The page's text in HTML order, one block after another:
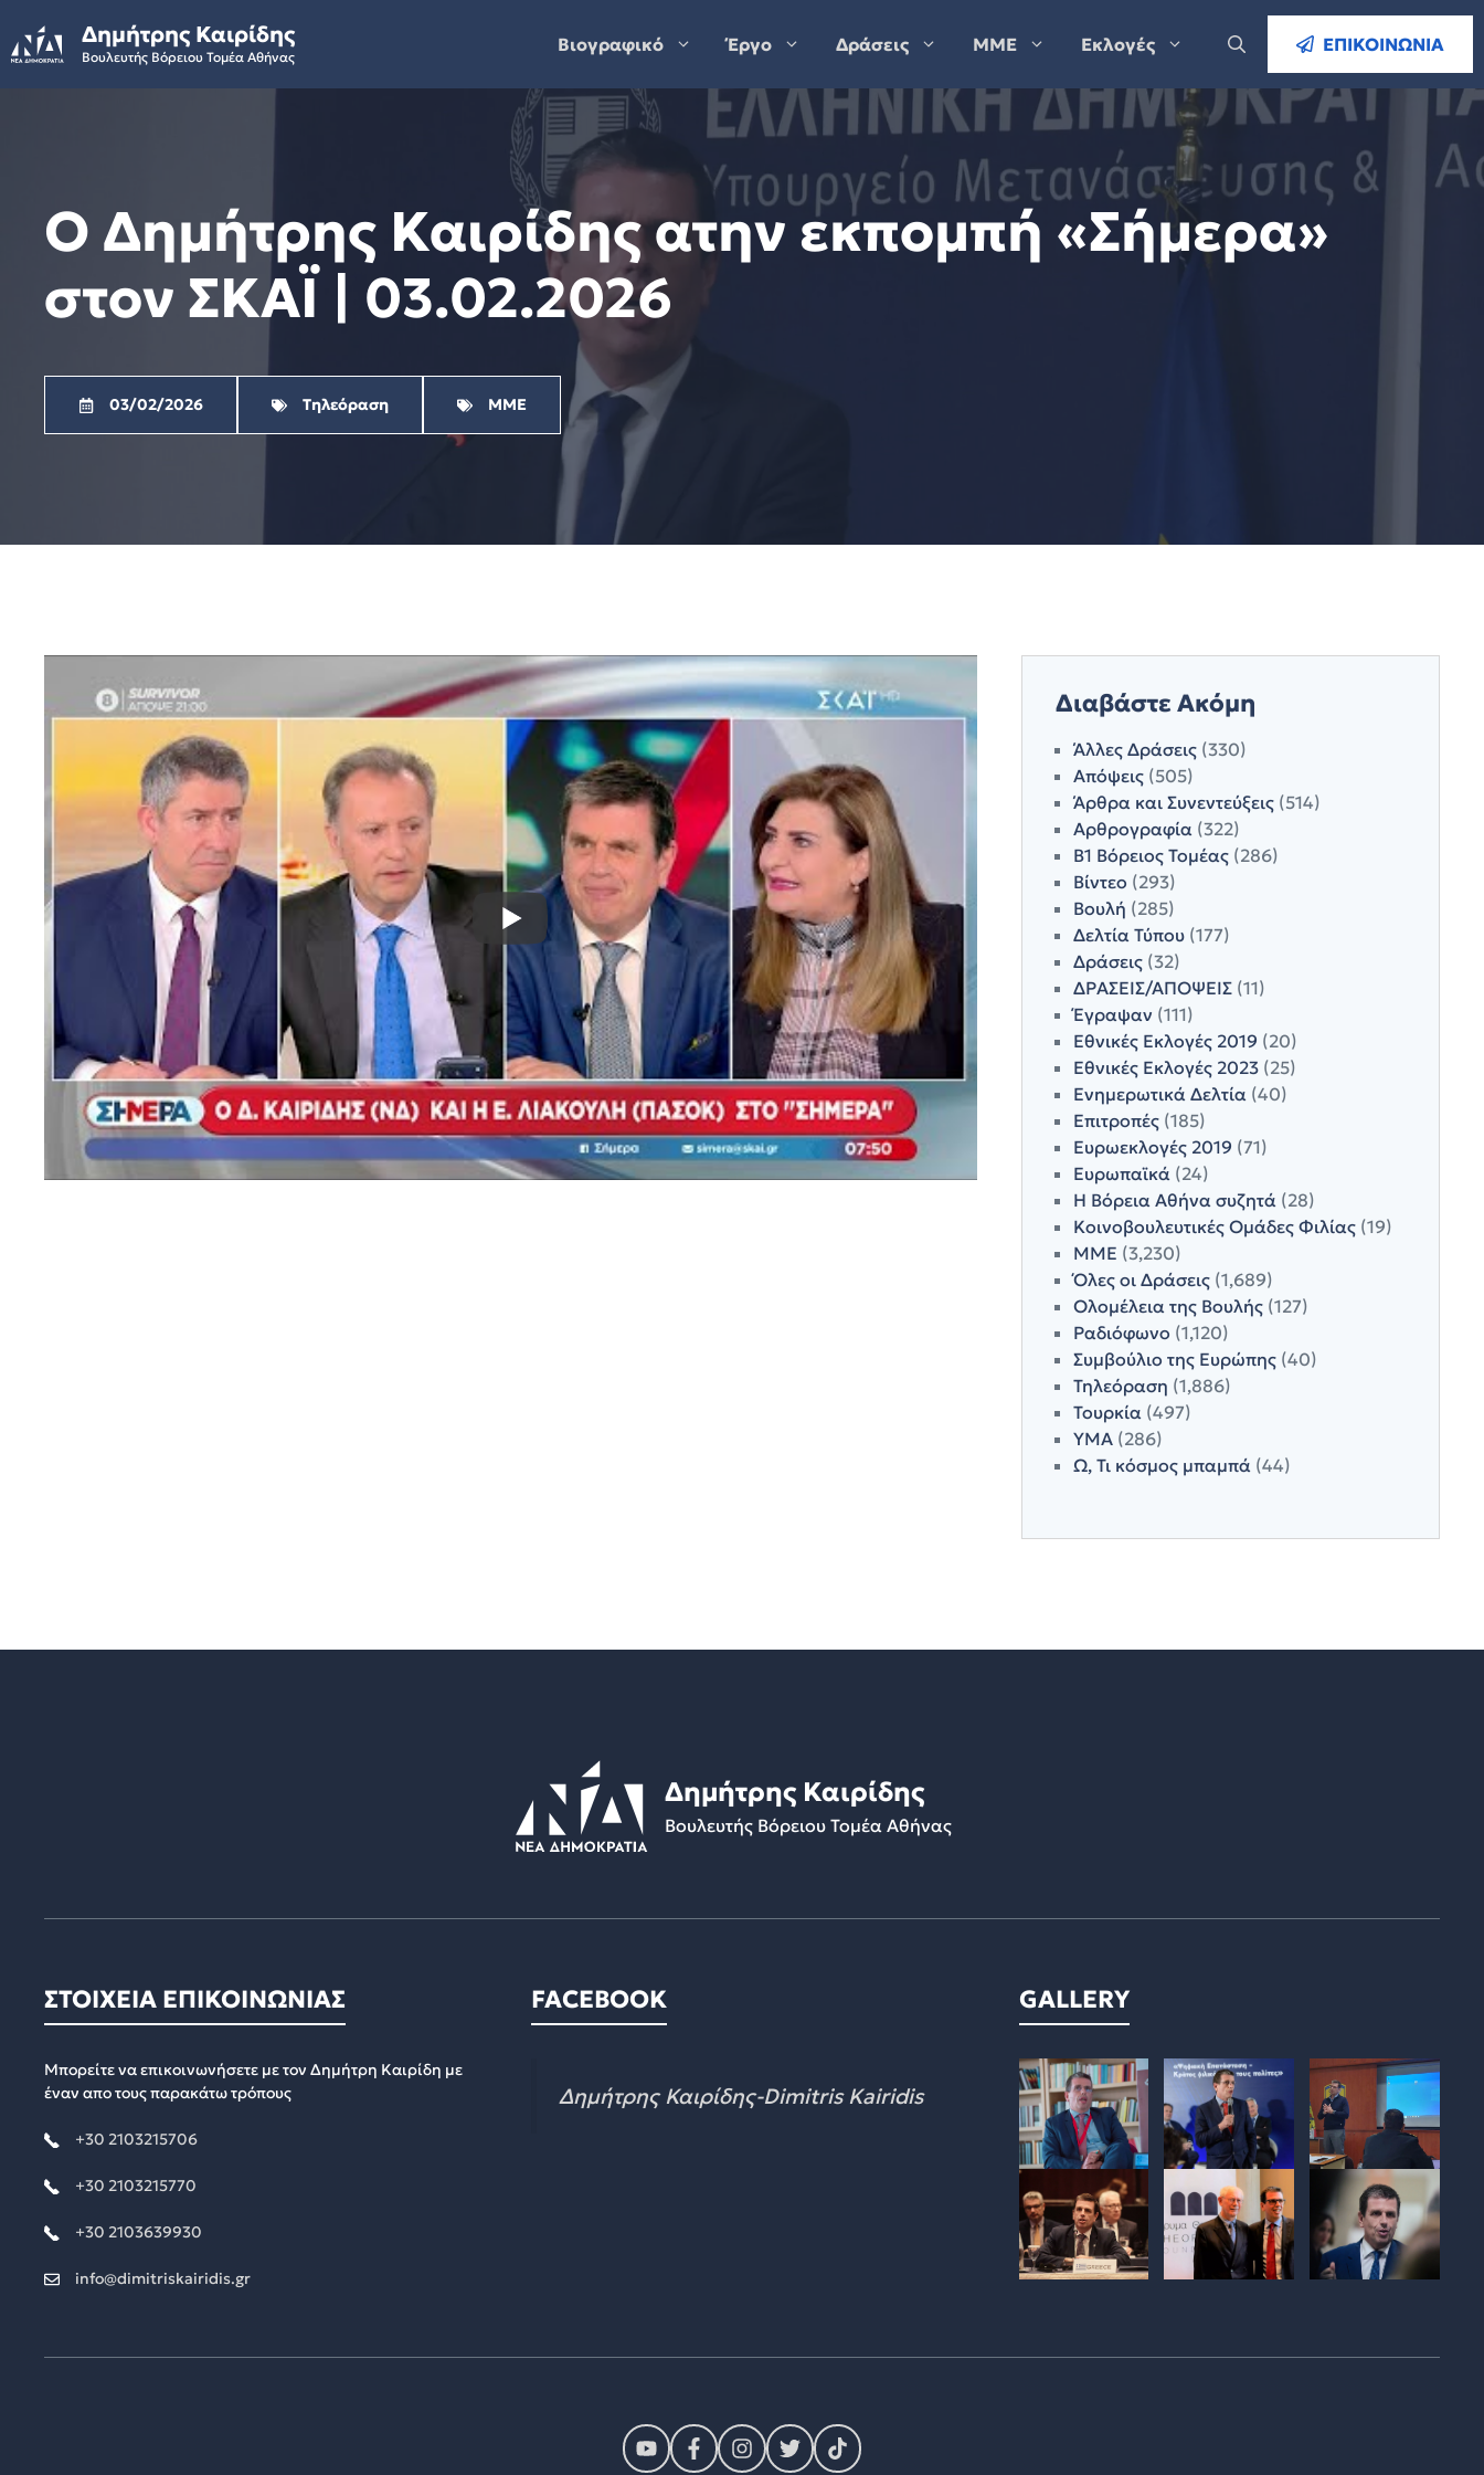
to
content
Δημήτρης Καιρίδης
Βουλευτής Βόρειου Τομέα Αθήνας
Βιογραφικό Έργο Δράσεις ΜΜΕ Εκλογές ΕΠΙΚΟΙΝΩΝΙΑ
Ο Δημήτρης Καιρίδης ατην εκπομπή «Σήμερα»
στον ΣΚΑΪ | 03.02.2026
03/02/2026 Τηλεόραση ΜΜΕ
Διαβάστε Ακόμη
Άλλες Δράσεις(330)
Απόψεις(505)
Άρθρα και Συνεντεύξεις(514)
Αρθρογραφία(322)
Β1 Βόρειος Τομέας(286)
Βίντεο (293)
Βουλή (285)
Δελτία Τύπου(177)
Δράσεις(32)
ΔΡΑΣΕΙΣ/ΑΠΟΨΕΙΣ(11)
Έγραψαν (111)
Εθνικές Εκλογές 2019 (20)
Εθνικές Εκλογές 2023(25)
Ενημερωτικά Δελτία(40)
Επιτροπές(185)
Ευρωεκλογές 2019 (71)
Ευρωπαϊκά(24)
Η Βόρεια Αθήνα συζητά(28)
Κοινοβουλευτικές Ομάδες Φιλίας(19)
ΜΜΕ (3,230)
Όλες οι Δράσεις(1,689)
Ολομέλεια της Βουλής(127)
Ραδιόφωνο (1,120)
Συμβούλιο της Ευρώπης(40)
Τηλεόραση (1,886)
Τουρκία(497)
ΥΜΑ(286)
Ω, Τι κόσμος μπαμπά(44)
Δημήτρης Καιρίδης
Βουλευτής Βόρειου Τομέα Αθήνας
ΣΤΟΙΧΕΙΑ ΕΠΙΚΟΙΝΩΝΙΑΣ
Μπορείτε να επικοινωνήσετε με τον Δημήτρη Καιρίδη με
έναν απο τους παρακάτω τρόπους
+30 2103215706
+30 2103215770
+30 2103639930
info@dimitriskairidis.gr
FACEBOOK
Δημήτρης Καιρίδης-Dimitris Kairidis
GALLERY